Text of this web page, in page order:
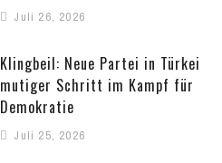
Juli 26, 2026
Klingbeil: Neue Partei in Türkei
mutiger Schritt im Kampf für
Demokratie
Juli 25, 2026